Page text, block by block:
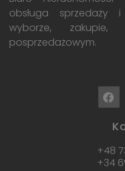
obsługa sprzedaży
wyborze,
posprzedażowym.
+48
+34